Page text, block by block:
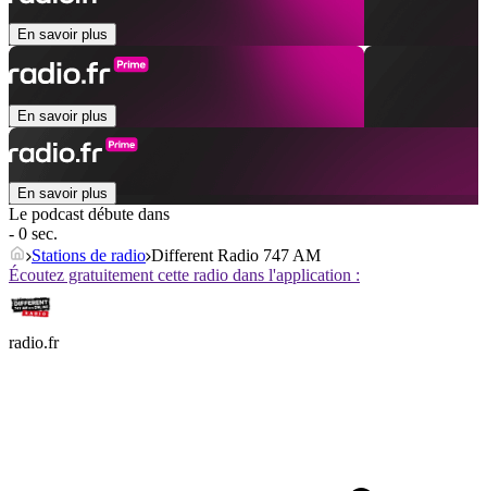
En savoir plus
En savoir plus
En savoir plus
Le podcast débute dans
- 0 sec.
Stations de radio Different Radio 747 AM
Écoutez gratuitement cette radio dans l'application :
radio.fr